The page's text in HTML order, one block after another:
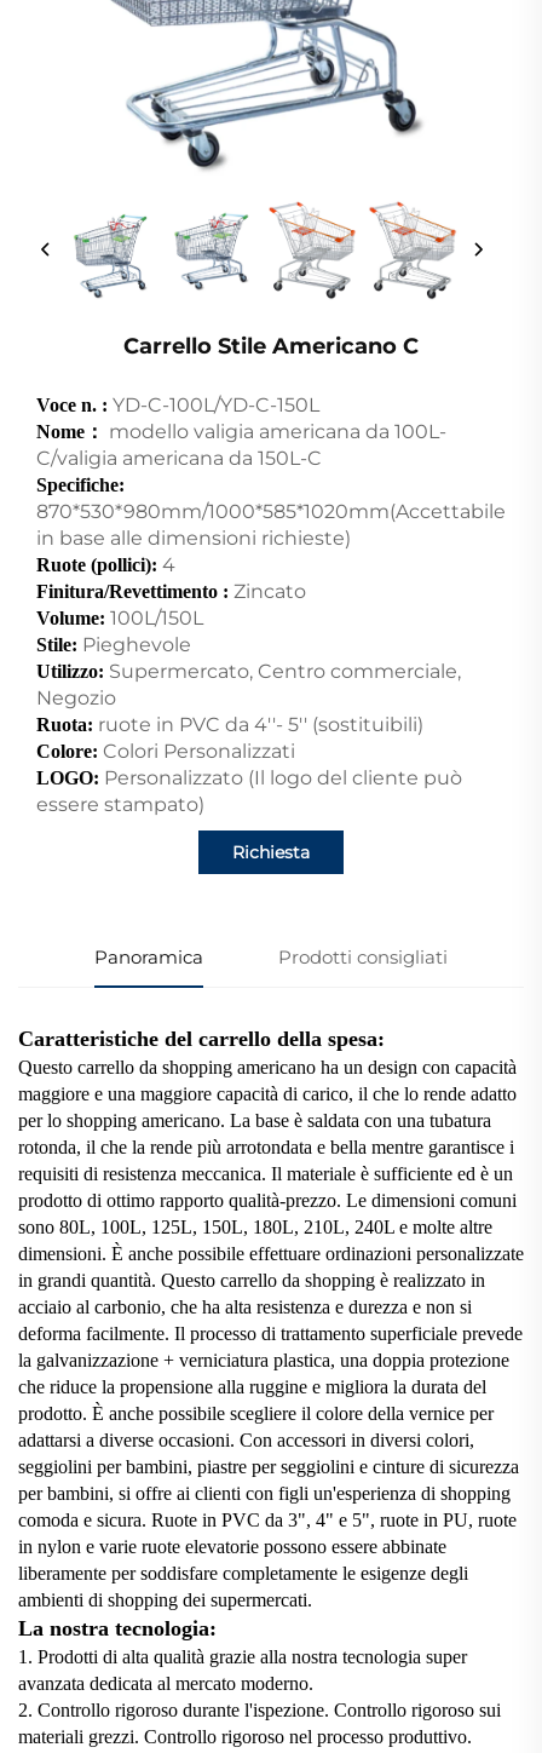
Carrello Stile Americano C
Voce n. : YD-C-100L/YD-C-150L
Nome： modello valigia americana da 100L-
C/valigia americana da 150L-C
Specifiche:
870*530*980mm/1000*585*1020mm(Accettabile
in base alle dimensioni richieste)
Ruote (pollici): 4
Finitura/Revettimento : Zincato
Volume: 100L/150L
Stile: Pieghevole
Utilizzo: Supermercato, Centro commerciale,
Negozio
Ruota: ruote in PVC da 4''- 5'' (sostituibili)
Colore: Colori Personalizzati
LOGO: Personalizzato (Il logo del cliente può
essere stampato)
Richiesta
Panoramica Prodotti consigliati
Caratteristiche del carrello della spesa:
Questo carrello da shopping americano ha un design con capacità
maggiore e una maggiore capacità di carico, il che lo rende adatto
per lo shopping americano. La base è saldata con una tubatura
rotonda, il che la rende più arrotondata e bella mentre garantisce i
requisiti di resistenza meccanica. Il materiale è sufficiente ed è un
prodotto di ottimo rapporto qualità-prezzo. Le dimensioni comuni
sono 80L, 100L, 125L, 150L, 180L, 210L, 240L e molte altre
dimensioni. È anche possibile effettuare ordinazioni personalizzate
in grandi quantità. Questo carrello da shopping è realizzato in
acciaio al carbonio, che ha alta resistenza e durezza e non si
deforma facilmente. Il processo di trattamento superficiale prevede
la galvanizzazione + verniciatura plastica, una doppia protezione
che riduce la propensione alla ruggine e migliora la durata del
prodotto. È anche possibile scegliere il colore della vernice per
adattarsi a diverse occasioni. Con accessori in diversi colori,
seggiolini per bambini, piastre per seggiolini e cinture di sicurezza
per bambini, si offre ai clienti con figli un'esperienza di shopping
comoda e sicura. Ruote in PVC da 3", 4" e 5", ruote in PU, ruote
in nylon e varie ruote elevatorie possono essere abbinate
liberamente per soddisfare completamente le esigenze degli
ambienti di shopping dei supermercati.
La nostra tecnologia:
1. Prodotti di alta qualità grazie alla nostra tecnologia super
avanzata dedicata al mercato moderno.
2. Controllo rigoroso durante l'ispezione. Controllo rigoroso sui
materiali grezzi. Controllo rigoroso nel processo produttivo.